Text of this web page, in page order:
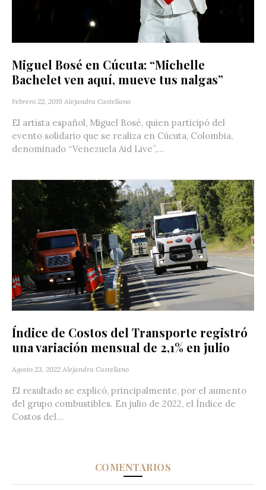
Miguel Bosé en Cúcuta: “Michelle
Bachelet ven aquí, mueve tus nalgas”
Febrero 22, 2019 Alejandra Castellano
El artista español, Miguel Bosé, quien participó del
evento solidario que se realiza en Cúcuta, Colombia,
denominado “Venezuela Aid Live”,...
Índice de Costos del Transporte registró
una variación mensual de 2,1% en julio
Agosto 23, 2022 Alejandra Castellano
El resultado se explicó, principalmente, por el aumento
del grupo combustibles. En julio de 2022, el Índice de
Costos del...
COMENTARIOS